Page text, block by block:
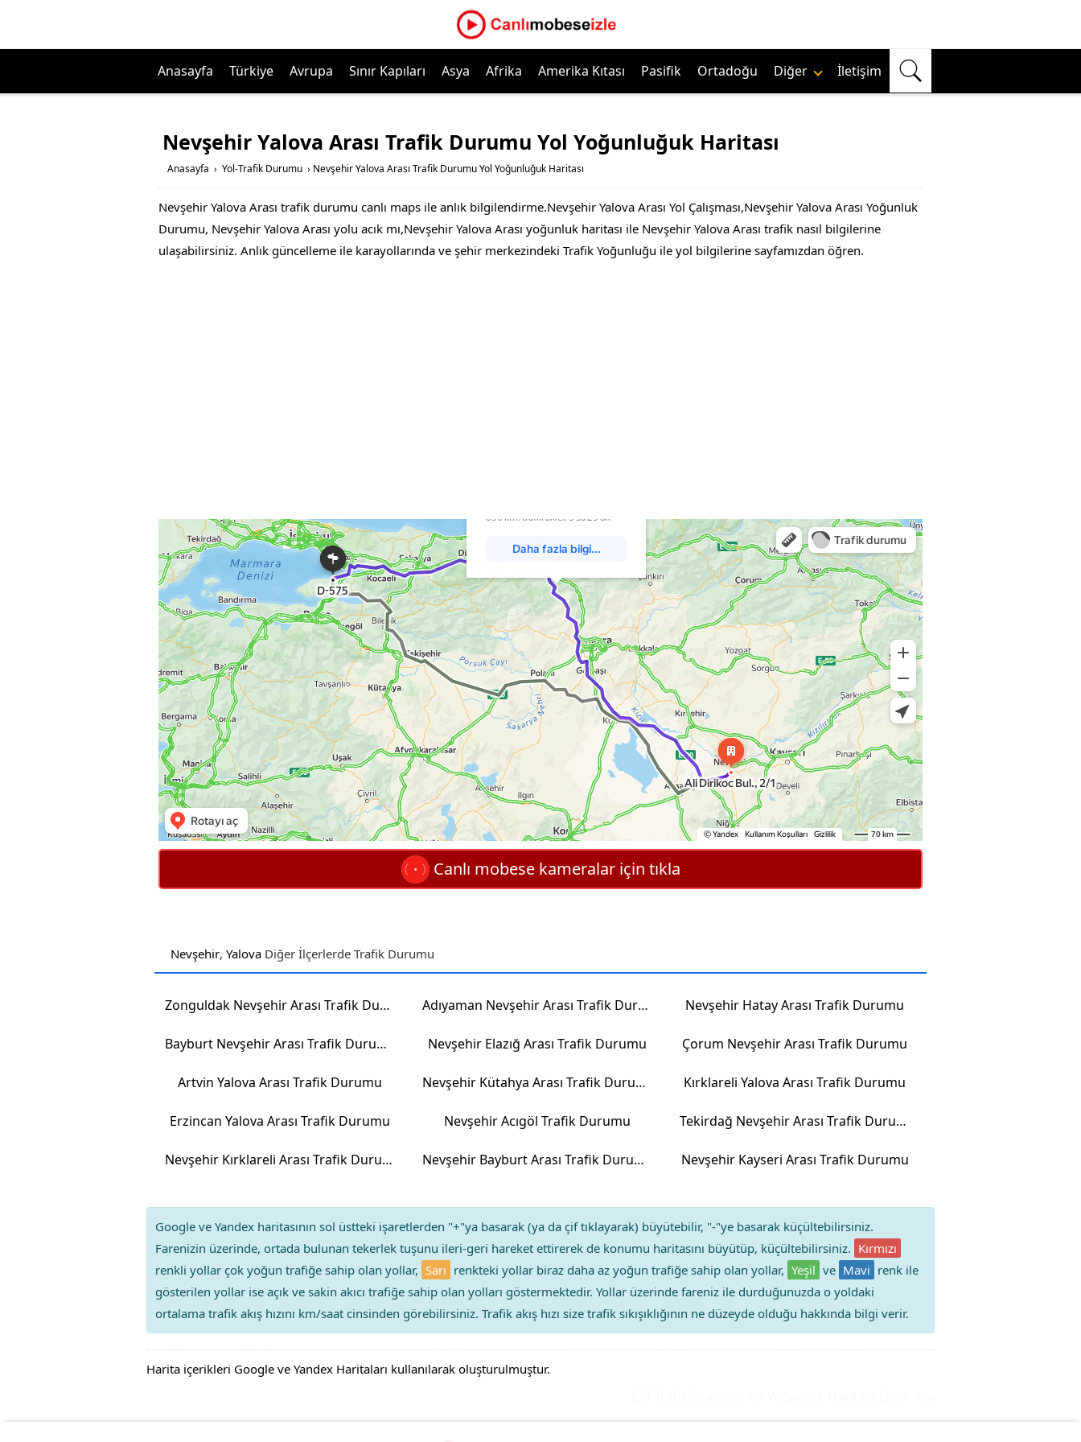
Anasayfa Türkiye Avrupa Sınır Kapıları Asya Afrika Amerika Kıtası Pasifik Ortadoğu Diğer İletişim
Nevşehir Yalova Arası Trafik Durumu Yol Yoğunluğuk Haritası
Anasayfa › Yol-Trafik Durumu › Nevşehir Yalova Arası Trafik Durumu Yol Yoğunluğuk Haritası
Nevşehir Yalova Arası trafik durumu canlı maps ile anlık bilgilendirme.Nevşehir Yalova Arası Yol Çalışması,Nevşehir Yalova Arası Yoğunluk
Durumu, Nevşehir Yalova Arası yolu acık mı,Nevşehir Yalova Arası yoğunluk haritası ile Nevşehir Yalova Arası trafik nasıl bilgilerine
ulaşabilirsiniz. Anlık güncelleme ile karayollarında ve şehir merkezindeki Trafik Yoğunluğu ile yol bilgilerine sayfamızdan öğren.
Canlı mobese kameralar için tıkla
Nevşehir, Yalova Diğer İlçerlerde Trafik Durumu
Zonguldak Nevşehir Arası Trafik Durumu Adıyaman Nevşehir Arası Trafik Durumu Nevşehir Hatay Arası Trafik Durumu
Bayburt Nevşehir Arası Trafik Durumu Nevşehir Elazığ Arası Trafik Durumu Çorum Nevşehir Arası Trafik Durumu
Artvin Yalova Arası Trafik Durumu Nevşehir Kütahya Arası Trafik Durumu Kırklareli Yalova Arası Trafik Durumu
Erzincan Yalova Arası Trafik Durumu Nevşehir Acıgöl Trafik Durumu Tekirdağ Nevşehir Arası Trafik Durumu
Nevşehir Kırklareli Arası Trafik Durumu Nevşehir Bayburt Arası Trafik Durumu Nevşehir Kayseri Arası Trafik Durumu
Google ve Yandex haritasının sol üstteki işaretlerden "+"ya basarak (ya da çif tıklayarak) büyütebilir, "-"ye basarak küçültebilirsiniz.
Farenizin üzerinde, ortada bulunan tekerlek tuşunu ileri-geri hareket ettirerek de konumu haritasını büyütüp, küçültebilirsiniz. Kırmızı
renkli yollar çok yoğun trafiğe sahip olan yollar, Sarı renkteki yollar biraz daha az yoğun trafiğe sahip olan yollar, Yeşil ve Mavi renk ile
gösterilen yollar ise açık ve sakin akıcı trafiğe sahip olan yolları göstermektedir. Yollar üzerinde fareniz ile durduğunuzda o yoldaki
ortalama trafik akış hızını km/saat cinsinden görebilirsiniz. Trafik akış hızı size trafik sıkışıklığının ne düzeyde olduğu hakkında bilgi verir.
Harita içerikleri Google ve Yandex Haritaları kullanılarak oluşturulmuştur.